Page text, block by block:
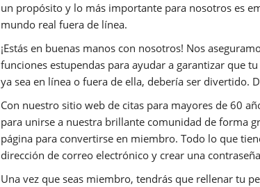
un propósito y lo más importante para nosotros es
mundo real fuera de línea.
¡Estás en buenas manos con nosotros! Nos
funciones estupendas para ayudar a garantizar que
ya sea en línea o fuera de ella, debería ser divertido.
Con nuestro sitio web de citas para mayores de 60
para unirse a nuestra brillante comunidad de forma
página para convertirse en miembro. Todo lo que
dirección de correo electrónico y crear una
Una vez que seas miembro, tendrás que rellenar tu